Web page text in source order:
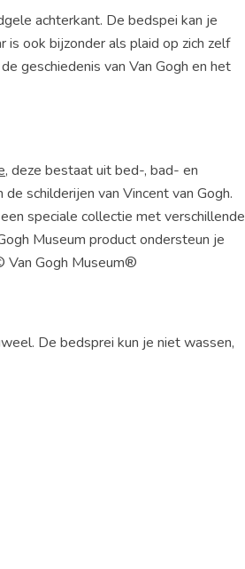
achterkant. De bedspei kan je
ook bijzonder als plaid op zich zelf
geschiedenis van Van Gogh en het
, deze bestaat uit bed-, bad- en
schilderijen van Vincent van Gogh.
speciale collectie met verschillende
Museum product ondersteun je
Van Gogh Museum®
De bedsprei kun je niet wassen,